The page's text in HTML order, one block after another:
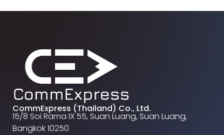
CommExpress (Thailand) Co., Ltd.
15/8 Soi Rama IX 55, Suan Luang, Suan Luang,
Bangkok 10250